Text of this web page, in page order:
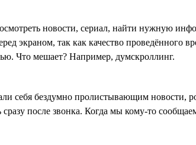
новости, сериал, найти нужную
экраном, так как качество проведённого
Что мешает? Например, думскроллинг.
себя бездумно пролистывающим новости,
после звонка. Когда мы кому-то